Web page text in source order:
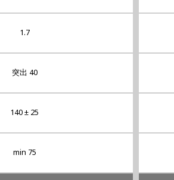
1.7
突出 40
140 ± 25
min 75